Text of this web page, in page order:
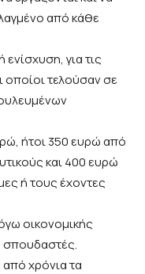
από κάθε
για τις
οποίοι τελούσαν σε
ήτοι 350 ευρώ από
και 400 ευρώ
ή τους έχοντες
οικονομικής
σπουδαστές.
χρόνια τα